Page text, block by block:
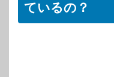
ているの？